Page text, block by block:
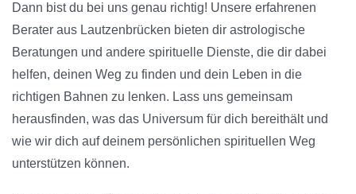
Dann bist du bei uns genau richtig! Unsere erfahrenen
Berater aus Lautzenbrücken bieten dir astrologische
Beratungen und andere spirituelle Dienste, die dir dabei
helfen, deinen Weg zu finden und dein Leben in die
richtigen Bahnen zu lenken. Lass uns gemeinsam
herausfinden, was das Universum für dich bereithält und
wie wir dich auf deinem persönlichen spirituellen Weg
unterstützen können.